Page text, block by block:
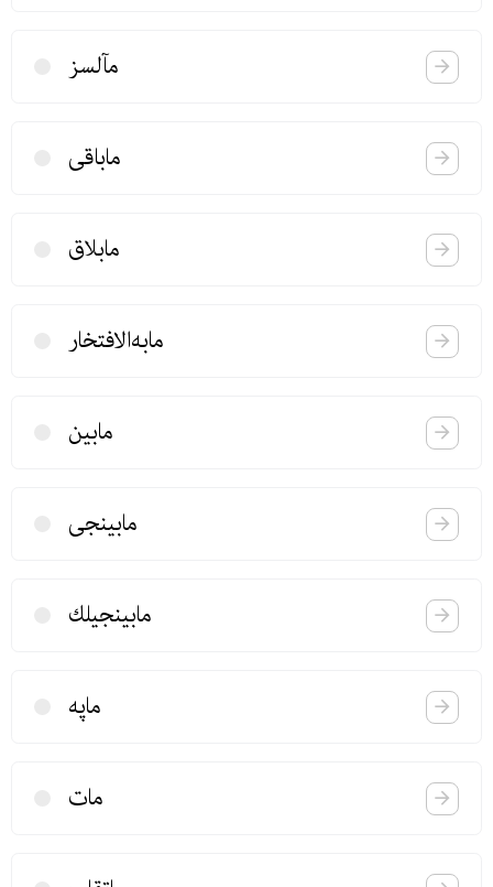
مآلسز
ماباقی
مابلاق
مابه‌الافتخار
مابین
مابینجی
مابینجیلك
ماپه
مات